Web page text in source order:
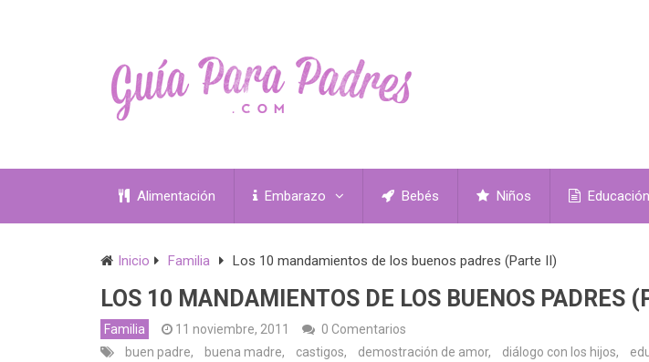
Alimentación Embarazo Bebés Niños Educación
Inicio Familia Los 10 mandamientos de los buenos padres (Parte II)
LOS 10 MANDAMIENTOS DE LOS BUENOS PADRES
Familia 11 noviembre, 2011
0 Comentarios
buen padre, buena madre, castigos, demostración de amor, diálogo con los hijos,